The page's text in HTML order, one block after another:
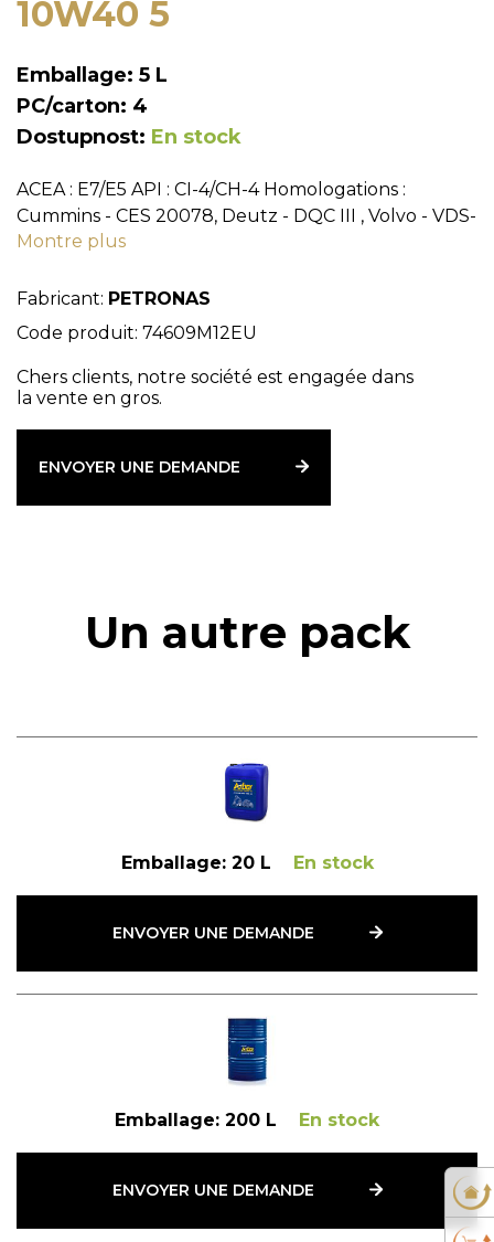
10W40 5
Emballage: 5 L
PC/carton: 4
Dostupnost: En stock
Montre plus
ACEA : E7/E5 API : CI-4/CH-4 Homologations :
Cummins - CES 20078, Deutz - DQC III , Volvo - VDS-
3, Renault - RLD-2 , Remplit : Cummins - CES
228.3
Fabricant: PETRONAS
Code produit: 74609M12EU
Chers clients, notre société est engagée dans
la vente en gros.
ENVOYER UNE DEMANDE
Un autre pack
Emballage:20 L En stock
ENVOYER UNE DEMANDE
Emballage: 200 L En stock
ENVOYER UNE DEMANDE